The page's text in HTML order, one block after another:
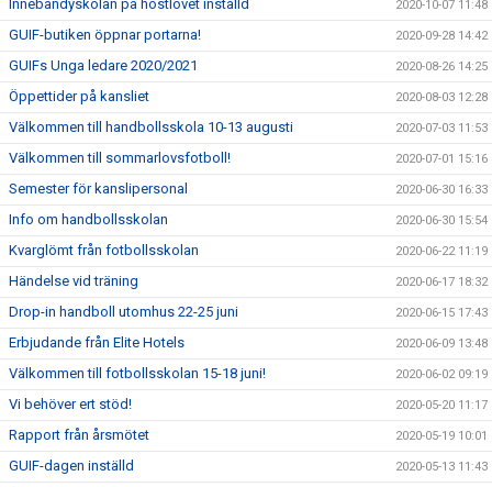
Innebandyskolan på höstlovet inställd 2020-10-07 11:48
GUIF-butiken öppnar portarna! 2020-09-28 14:42
GUIFs Unga ledare 2020/2021 2020-08-26 14:25
Öppettider på kansliet 2020-08-03 12:28
Välkommen till handbollsskola 10-13 augusti 2020-07-03 11:53
Välkommen till sommarlovsfotboll! 2020-07-01 15:16
Semester för kanslipersonal 2020-06-30 16:33
Info om handbollsskolan 2020-06-30 15:54
Kvarglömt från fotbollsskolan 2020-06-22 11:19
Händelse vid träning 2020-06-17 18:32
Drop-in handboll utomhus 22-25 juni 2020-06-15 17:43
Erbjudande från Elite Hotels 2020-06-09 13:48
Välkommen till fotbollsskolan 15-18 juni! 2020-06-02 09:19
Vi behöver ert stöd! 2020-05-20 11:17
Rapport från årsmötet 2020-05-19 10:01
GUIF-dagen inställd 2020-05-13 11:43